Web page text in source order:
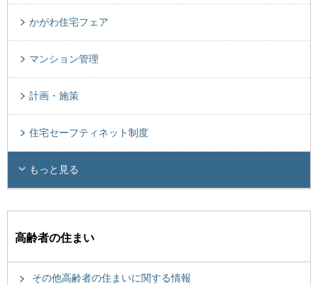
かがわ住宅フェア
マンション管理
計画・施策
住宅セーフティネット制度
もっと見る
高齢者の住まい
その他高齢者の住まいに関する情報